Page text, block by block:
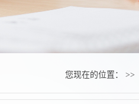
您现在的位置： >>